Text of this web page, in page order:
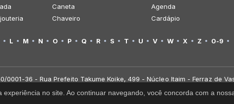
Caneta
Chaveiro
Agenda
Cardápio
L M N O P Q R S T U V W X Z 0-9
0001-36 - Rua Prefeito Takume Koike, 499 - Núcleo Itaim - Ferraz de
no site. Ao continuar navegando, você concorda com a